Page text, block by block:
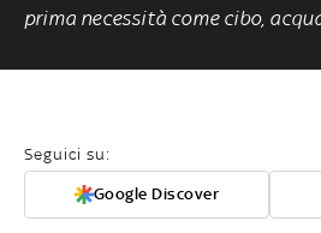
prima necessità come cibo,
Seguici su:
Google Discover